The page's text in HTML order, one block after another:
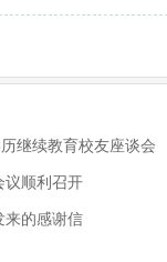
继续教育校友座谈会
议顺利召开
来的感谢信